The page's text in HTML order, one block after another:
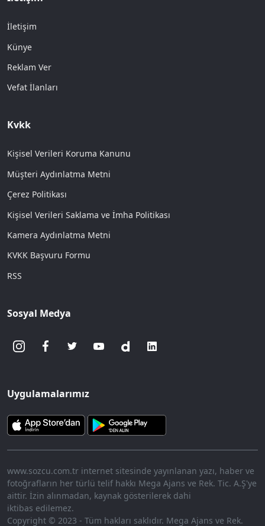
İletişim
Künye
Reklam Ver
Vefat İlanları
Kvkk
Kişisel Verileri Koruma Kanunu
Müşteri Aydınlatma Metni
Çerez Politikası
Kişisel Verileri Saklama ve İmha Politikası
Kamera Aydınlatma Metni
KVKK Başvuru Formu
RSS
Sosyal Medya
Uygulamalarımız
www.sozcu.com.tr internet sitesinde yayınlanan yazı, haber ve
fotoğrafların her türlü telif hakkı Mega Ajans ve Rek. Tic. A.Ş'ye
aittir. İzin alınmadan, kaynak gösterilerek dahi
iktibas edilemez.
Copyright © 2023 - Tüm hakları saklıdır. Mega Ajans ve Rek.